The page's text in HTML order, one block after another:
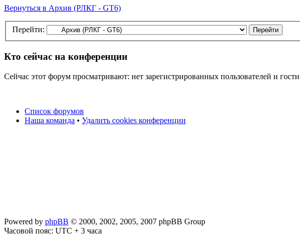
Вернуться в Архив (РЛКГ - GT6)
Перейти:
Кто сейчас на конференции
Сейчас этот форум просматривают: нет зарегистрированных пользователей и
Список форумов
Наша команда • Удалить cookies конференции
Powered by phpBB © 2000, 2002, 2005, 2007 phpBB Group
Часовой пояс: UTC + 3 часа